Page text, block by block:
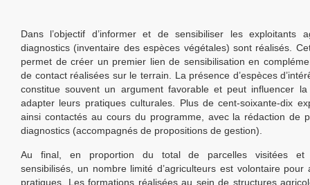
Dans l’objectif d’informer et de sensibiliser les exploitants
diagnostics (inventaire des espèces végétales) sont réalisés.
permet de créer un premier lien de sensibilisation en
de contact réalisées sur le terrain. La présence d’espèces
constitue souvent un argument favorable et peut influencer
adapter leurs pratiques culturales. Plus de cent-soixante-dix
ainsi contactés au cours du programme, avec la rédaction de
diagnostics (accompagnés de propositions de gestion).
Au final, en proportion du total de parcelles visitées et
sensibilisés, un nombre limité d’agriculteurs est volontaire pour
pratiques. Les formations réalisées au sein de structures